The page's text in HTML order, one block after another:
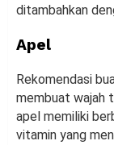
ditambahkan
Apel
Rekomendasi
membuat wajah
apel memiliki
vitamin yang